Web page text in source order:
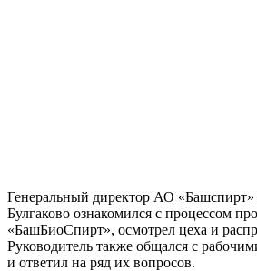
Генеральный директор АО «Башспирт»
Булгаково ознакомился с процессом
«БашБиоСпирт», осмотрел цеха и
Руководитель также общался с
и ответил на ряд их вопросов.